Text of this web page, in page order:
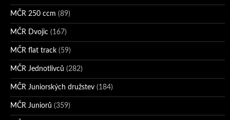
MČR 250 ccm (89)
MČR Dvojic (167)
MČR flat track (59)
MČR Jednotlivců (282)
MČR Juniorských družstev (184)
MČR Juniorů (359)